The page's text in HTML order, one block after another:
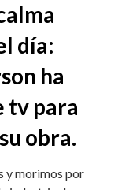
día:
ha
tv para
obra.
y morimos por